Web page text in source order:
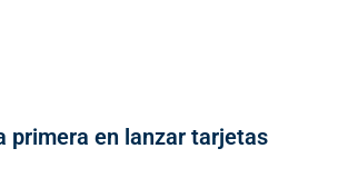
primera en lanzar tarjetas